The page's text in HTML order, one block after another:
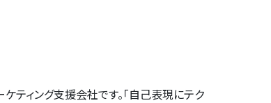
ティング支援会社です。「自己表現にテク